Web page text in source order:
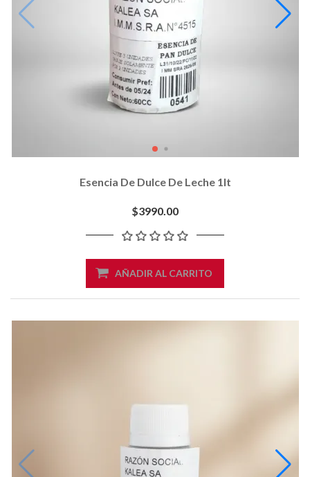
Esencia De Dulce De Leche 1lt
$3990.00
AÑADIR AL CARRITO